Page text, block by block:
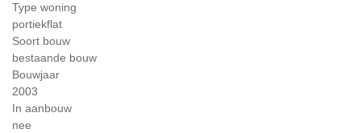
Type woning
portiekflat
Soort bouw
bestaande bouw
Bouwjaar
2003
In aanbouw
nee